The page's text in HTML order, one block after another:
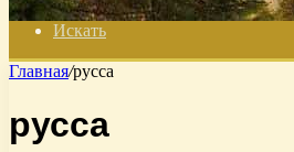
Искать
Главная/русса
русса